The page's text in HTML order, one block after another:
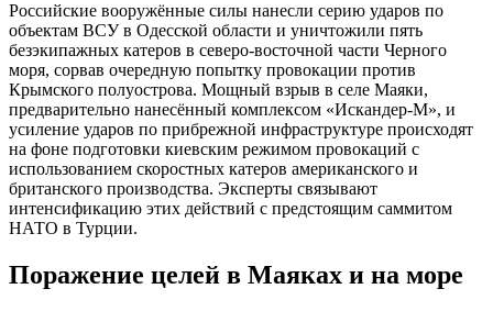
Российские вооружённые силы нанесли серию ударов по
объектам ВСУ в Одесской области и уничтожили пять
безэкипажных катеров в северо-восточной части Черного
моря, сорвав очередную попытку провокации против
Крымского полуострова. Мощный взрыв в селе Маяки,
предварительно нанесённый комплексом «Искандер-М», и
усиление ударов по прибрежной инфраструктуре происходят
на фоне подготовки киевским режимом провокаций с
использованием скоростных катеров американского и
британского производства. Эксперты связывают
интенсификацию этих действий с предстоящим саммитом
НАТО в Турции.
Поражение целей в Маяках и на море